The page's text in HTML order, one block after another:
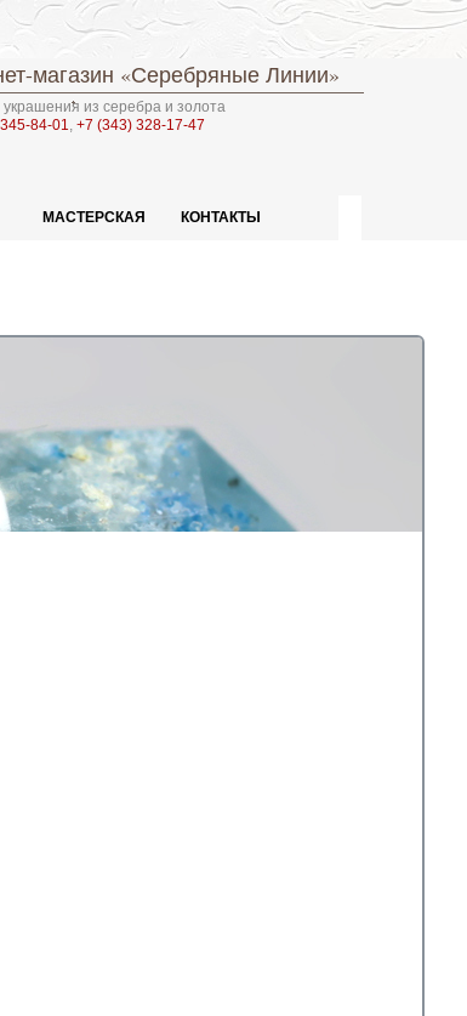
магазин «Серебряные Линии»
из серебра и золота
84-01, +7 (343) 328-17-47
МАСТЕРСКАЯ КОНТАКТЫ